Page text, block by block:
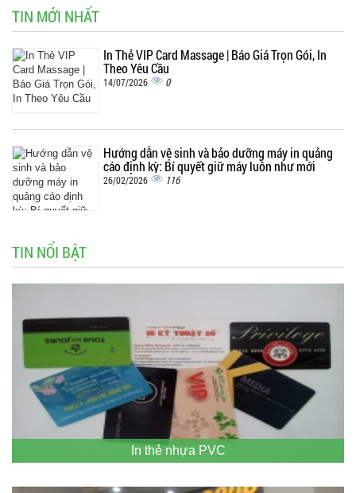
TIN MỚI NHẤT
In Thẻ VIP Card Massage | Báo Giá Trọn Gói, In
Theo Yêu Cầu
14/07/2026 0
Hướng dẫn vệ sinh và bảo dưỡng máy in quảng
cáo định kỳ: Bí quyết giữ máy luôn như mới
26/02/2026 116
TIN NỔI BẬT
In thẻ nhựa PVC